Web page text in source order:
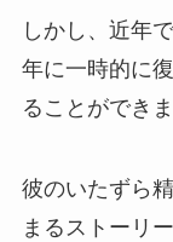
しかし、近年
年に一時的に
ることができま
彼のいたずら
まるストーリ